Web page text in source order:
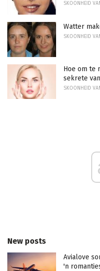
SKOONHEID
Watter
SKOONHEID
Hoe om te
sekrete
SKOONHEID
New posts
Avialove
'n